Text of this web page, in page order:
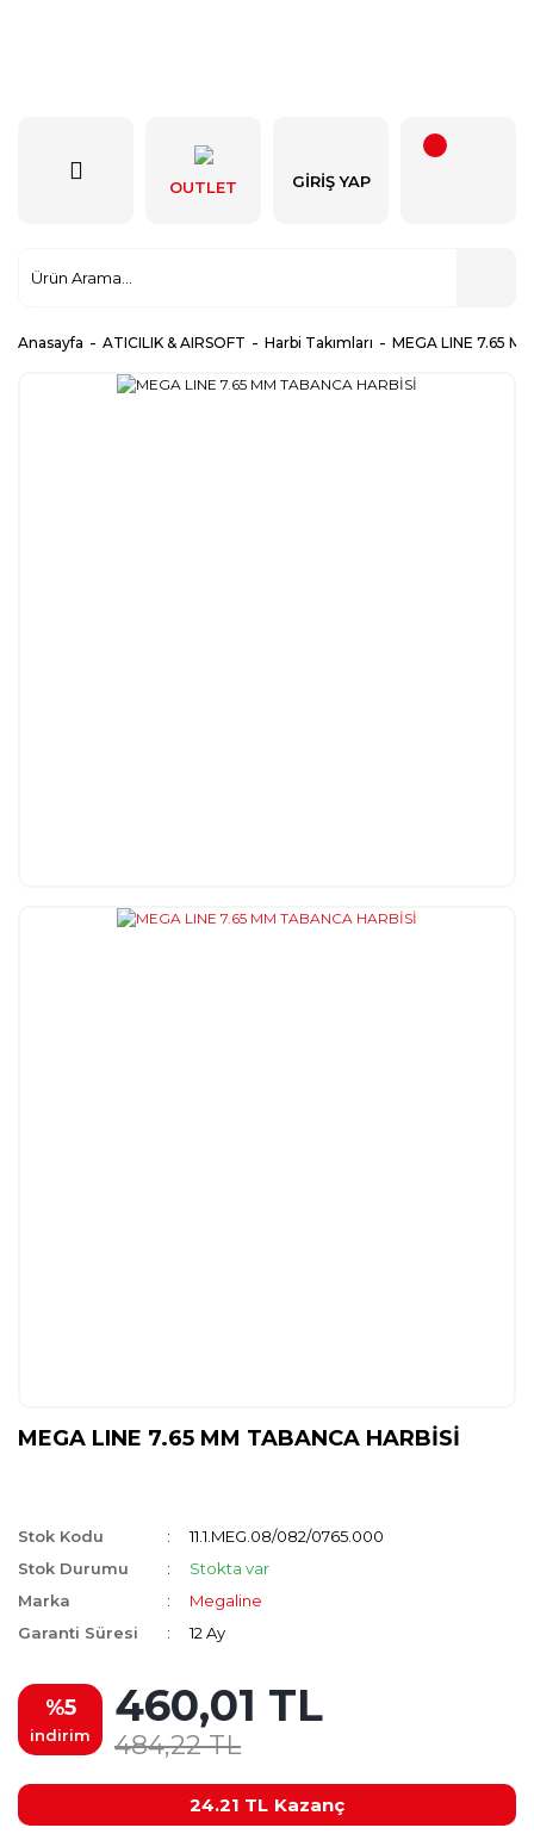
OUTLET GIRIŞ YAP
Anasayfa ATICILIK & AIRSOFT Harbi Takımları MEGA LINE 7.65
MEGA LINE 7.65 MM TABANCA HARBİSİ
Stok Kodu
11.1.MEG.08/082/0765.000
Stok Durumu
Stokta var
Marka
Megaline
Garanti Süresi
12 Ay
%5
indirim
460,01 TL
484,22 TL
24.21 TL Kazanç